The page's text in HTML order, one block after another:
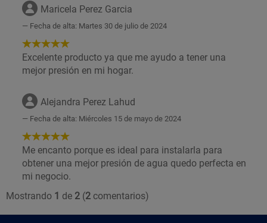
Maricela Perez Garcia
Fecha de alta: Martes 30 de julio de 2024
5
de
5
Excelente producto ya que me ayudo a tener una
mejor presión en mi hogar.
Alejandra Perez Lahud
Fecha de alta: Miércoles 15 de mayo de 2024
5
de
5
Estrellas!
Me encanto porque es ideal para instalarla para
obtener una mejor presión de agua quedo perfecta en
mi negocio.
Mostrando 1 de 2 (2 comentarios)